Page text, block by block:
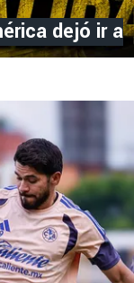
dejó ir a